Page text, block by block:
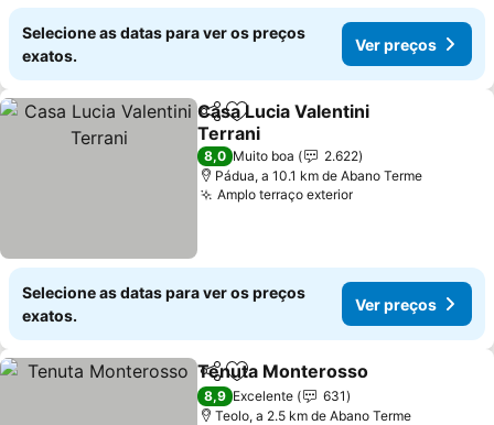
Selecione as datas para ver os preços
exatos.
Ver preços
PartilharAdicionar aos favoritos
Casa Lucia Valentini
Terrani
8,0 Muito boa
2.622
Pádua, a 10.1 km de Abano Terme
Amplo terraço exterior
Selecione as datas para ver os preços
exatos.
Ver preços
PartilharAdicionar aos favoritos
Tenuta Monterosso
8,9 Excelente
631
Teolo, a 2.5 km de Abano Terme